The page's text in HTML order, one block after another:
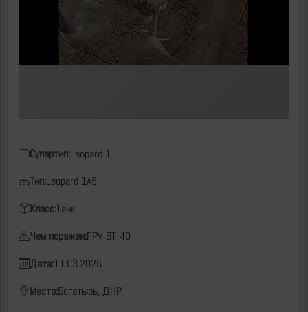
Супертип:Leopard 1
Тип:Leopard 1A5
Класс:Танк
Чем поражен:FPV, ВТ-40
Дата:11.03.2025
Место:Богатырь, ДНР